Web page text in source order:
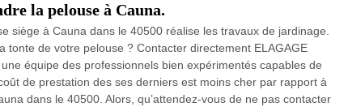
la pelouse à Cauna.
siège à Cauna dans le 40500 réalise les travaux de jardinage.
tonte de votre pelouse ? Contacter directement ELAGAGE
équipe des professionnels bien expérimentés capables de
de prestation des ses derniers est moins cher par rapport à
dans le 40500. Alors, qu’attendez-vous de ne pas contacter